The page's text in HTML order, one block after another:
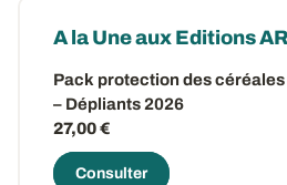
A la Une aux Editions
Pack protection des
– Dépliants 2026
27,00 €
Consulter